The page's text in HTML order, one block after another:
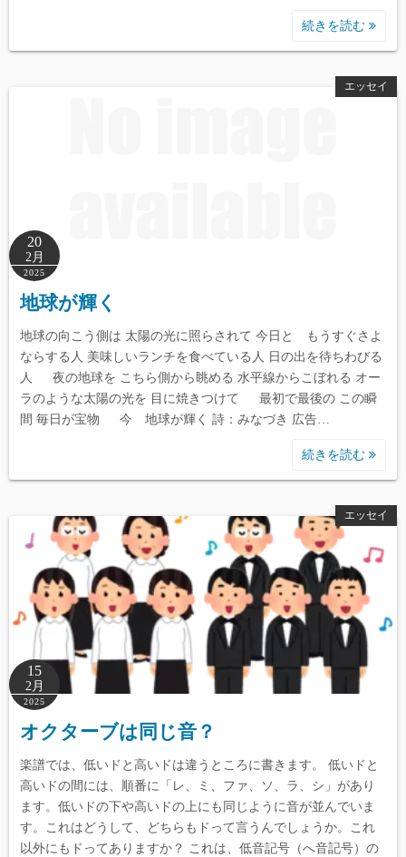
続きを読む
エッセイ
20
2月
2025
地球が輝く
地球の向こう側は 太陽の光に照らされて 今日と もうすぐさよ
ならする人 美味しいランチを食べている人 日の出を待ちわびる
人 夜の地球を こちら側から眺める 水平線からこぼれる オー
ラのような太陽の光を 目に焼きつけて 最初で最後の この瞬
間 毎日が宝物 今 地球が輝く 詩：みなづき 広告…
続きを読む
エッセイ
15
2月
2025
オクターブは同じ音？
楽譜では、低いドと高いドは違うところに書きます。 低いドと
高いドの間には、順番に「レ、ミ、ファ、ソ、ラ、シ」があり
ます。低いドの下や高いドの上にも同じように音が並んでいま
す。これはどうして、どちらもドって言うんでしょうか。これ
以外にもドってありますか？ これは、低音記号（へ音記号）の